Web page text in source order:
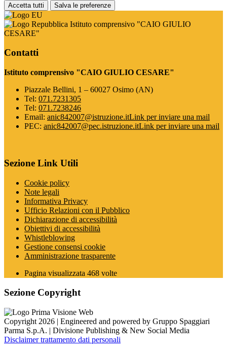
Accetta tutti Salva le preferenze
Istituto comprensivo "CAIO GIULIO
CESARE"
Contatti
Istituto comprensivo "CAIO GIULIO CESARE"
Piazzale Bellini, 1 – 60027 Osimo (AN)
Tel: 071.7231305
Tel: 071.7238246
Email: anic842007@istruzione.itLink per inviare una mail
PEC: anic842007@pec.istruzione.itLink per inviare una mail
Sezione Link Utili
Cookie policy
Note legali
Informativa Privacy
Ufficio Relazioni con il Pubblico
Dichiarazione di accessibilità
Obiettivi di accessibilità
Whistleblowing
Gestione consensi cookie
Amministrazione trasparente
Pagina visualizzata 468 volte
Sezione Copyright
Copyright 2026 | Engineered and powered by Gruppo Spaggiari
Parma S.p.A. | Divisione Publishing & New Social Media
Disclaimer trattamento dati personali